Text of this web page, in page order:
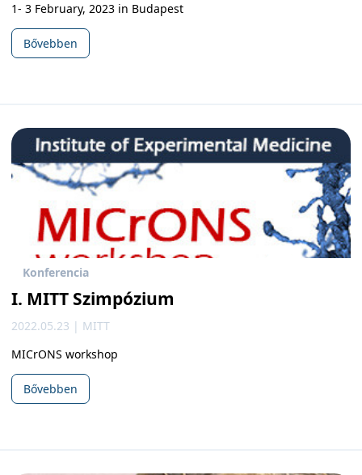
1- 3 February, 2023 in Budapest
Bővebben
Konferencia
I. MITT Szimpózium
2022.05.23 | MITT
MICrONS workshop
Bővebben